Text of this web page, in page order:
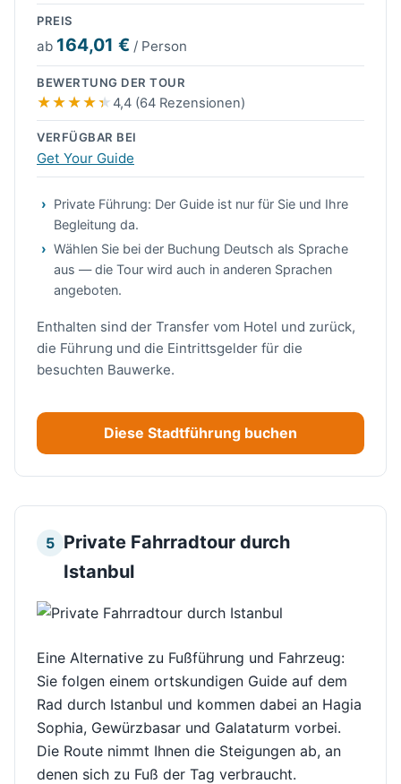
PREIS
ab 164,01 € / Person
BEWERTUNG DER TOUR
4,4 (64 Rezensionen)
VERFÜGBAR BEI
Get Your Guide
Private Führung: Der Guide ist nur für Sie und Ihre
Begleitung da.
Wählen Sie bei der Buchung Deutsch als Sprache
aus — die Tour wird auch in anderen Sprachen
angeboten.
Enthalten sind der Transfer vom Hotel und zurück,
die Führung und die Eintrittsgelder für die
besuchten Bauwerke.
Diese Stadtführung buchen
5 Private Fahrradtour durch
Istanbul
Eine Alternative zu Fußführung und Fahrzeug:
Sie folgen einem ortskundigen Guide auf dem
Rad durch Istanbul und kommen dabei an Hagia
Sophia, Gewürzbasar und Galataturm vorbei.
Die Route nimmt Ihnen die Steigungen ab, an
denen sich zu Fuß der Tag verbraucht.